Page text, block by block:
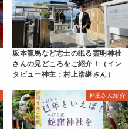
坂本龍馬など志士の眠る霊明神社
さんの見どころをご紹介！（イン
タビュー神主：村上浩継さん）
神主さん紹介